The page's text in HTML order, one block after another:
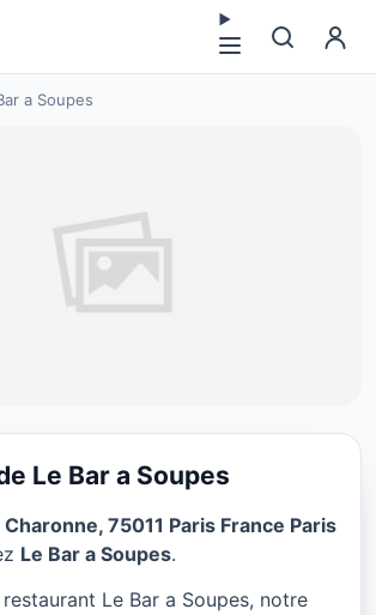
a Soupes
Soupes à Paris
Le Bar a Soupes
75011 Paris France Paris
Le Bar a Soupes.
Le Bar a Soupes, notre